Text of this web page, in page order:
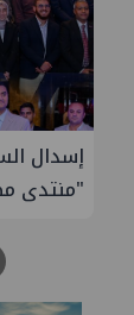
إيني